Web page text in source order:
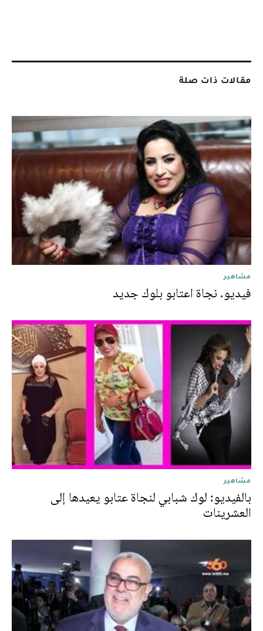
مقالات ذات صلة
مشاهير
فيديو. نجاة اعتابو بلوك جديد
مشاهير
بالفيديو: لوك شبابي لنجاة عتابو يعيدها إلى
العشرينات